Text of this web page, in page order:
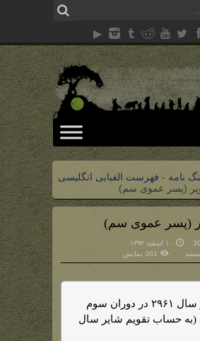
نامه - فهرست الفبایی انگلیسی
(پسر عموی سم)
(پسر عموی سم)
۱۰ اسفند ۱۳۹۲
361 نمایش
زمان: در سال ۲۹۶۱ در دوران سوم
(به حساب تقویم شایر سال